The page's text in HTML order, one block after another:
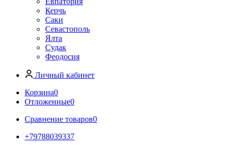
Керчь
Саки
Севастополь
Ялта
Судак
Феодосия
Личный кабинет
Корзина0
Отложенные0
Сравнение товаров0
+79788039337